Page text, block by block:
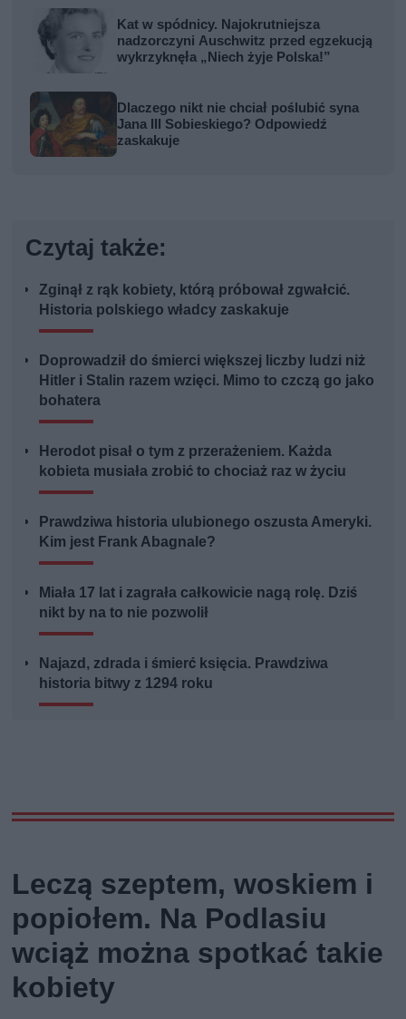
Kat w spódnicy. Najokrutniejsza
nadzorczyni Auschwitz przed egzekucją
wykrzyknęła „Niech żyje Polska!”
Dlaczego nikt nie chciał poślubić syna
Jana III Sobieskiego? Odpowiedź
zaskakuje
Czytaj także:
Zginął z rąk kobiety, którą próbował zgwałcić.
Historia polskiego władcy zaskakuje
Doprowadził do śmierci większej liczby ludzi niż
Hitler i Stalin razem wzięci. Mimo to czczą go jako
bohatera
Herodot pisał o tym z przerażeniem. Każda
kobieta musiała zrobić to chociaż raz w życiu
Prawdziwa historia ulubionego oszusta Ameryki.
Kim jest Frank Abagnale?
Miała 17 lat i zagrała całkowicie nagą rolę. Dziś
nikt by na to nie pozwolił
Najazd, zdrada i śmierć księcia. Prawdziwa
historia bitwy z 1294 roku
Leczą szeptem, woskiem i
popiołem. Na Podlasiu
wciąż można spotkać takie
kobiety